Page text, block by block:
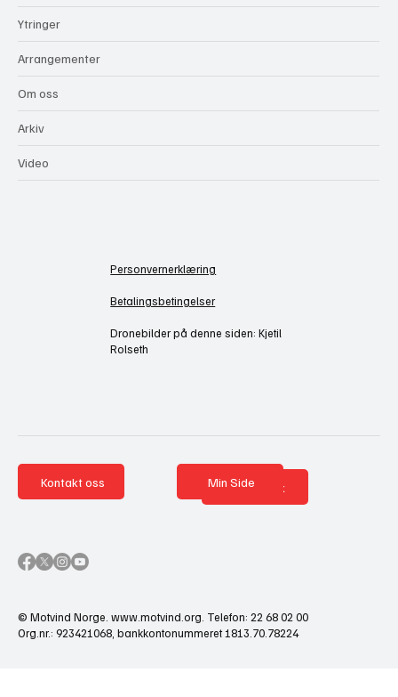
Ytringer
Arrangementer
Om oss
Arkiv
Video
Personvernerklæring
Betalingsbetingelser
Dronebilder på denne siden: Kjetil
Rolseth
Kontakt oss Nettbutikk
Min Side
© Motvind Norge. www.motvind.org . Telefon: 22 68 02 00
Org.nr.: 923421068, bankkontonummeret 1813.70.78224